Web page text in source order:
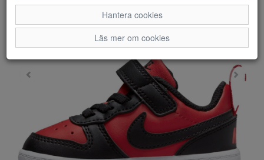
Hantera cookies
Läs mer om cookies